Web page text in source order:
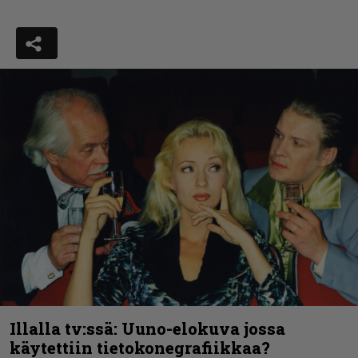
Illalla tv:ssä: Uuno-elokuva jossa
käytettiin tietokonegrafiikkaa?